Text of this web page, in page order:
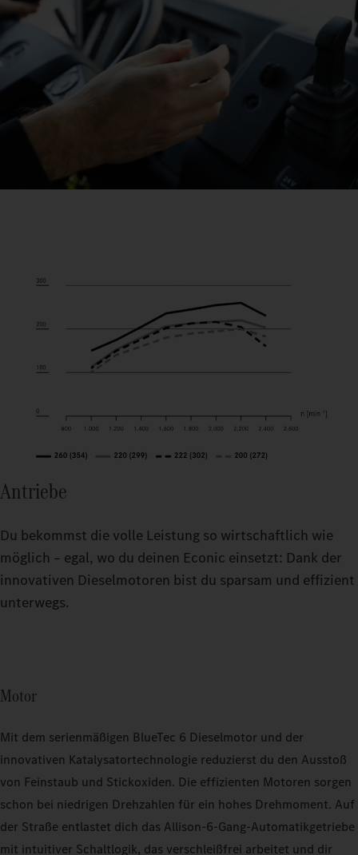
Antriebe
Du bekommst die volle Leistung so wirtschaftlich wie
möglich – egal, wo du deinen Econic einsetzt: Dank der
innovativen Dieselmotoren bist du sparsam und effizient
unterwegs.
Motor
Mit dem serienmäßigen BlueTec 6 Dieselmotor und der
innovativen Katalysatortechnologie reduzierst du den Ausstoß
von Feinstaub und Stickoxiden. Die effizienten Motoren sorgen
schon bei niedrigen Drehzahlen für ein hohes Drehmoment. Auf
der Straße entlastet dich das Allison-6-Gang-Automatikgetriebe
mit intuitiver Schaltlogik, das verschleißfrei arbeitet und dir